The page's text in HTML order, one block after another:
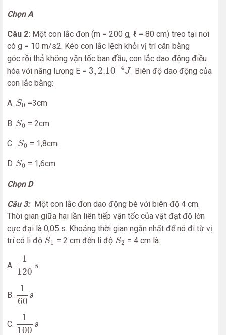
Chọn A
Câu 2: Một con lắc đơn (m = 200 g, ℓ = 80 cm) treo tại nơi
có g = 10 m/s2. Kéo con lắc lệch khỏi vị trí cân bằng
góc rồi thả không vận tốc ban đầu, con lắc dao động điều
hòa với năng lượng E = 3, 2.10−4J
3, 2.10−4J
. Biên độ dao động của
con lắc bằng:
A. S0
S0 =3cm
B. S0
S0 = 2cm
C. S0
S0 = 1,8cm
D. S0
S0 = 1,6cm
Chọn D
Câu 3:Một con lắc đơn dao động bé với biên độ 4 cm.
Thời gian giữa hai lần liên tiếp vận tốc của vật đạt độ lớn
cực đại là 0,05 s. Khoảng thời gian ngắn nhất để nó đi từ vị
trí có li độ S1
S1 = 2 cm đến li độ S2
S2 = 4 cm là:
A.
1
120
s
120
B.
1
60
s
160
C.
1
100
s
100